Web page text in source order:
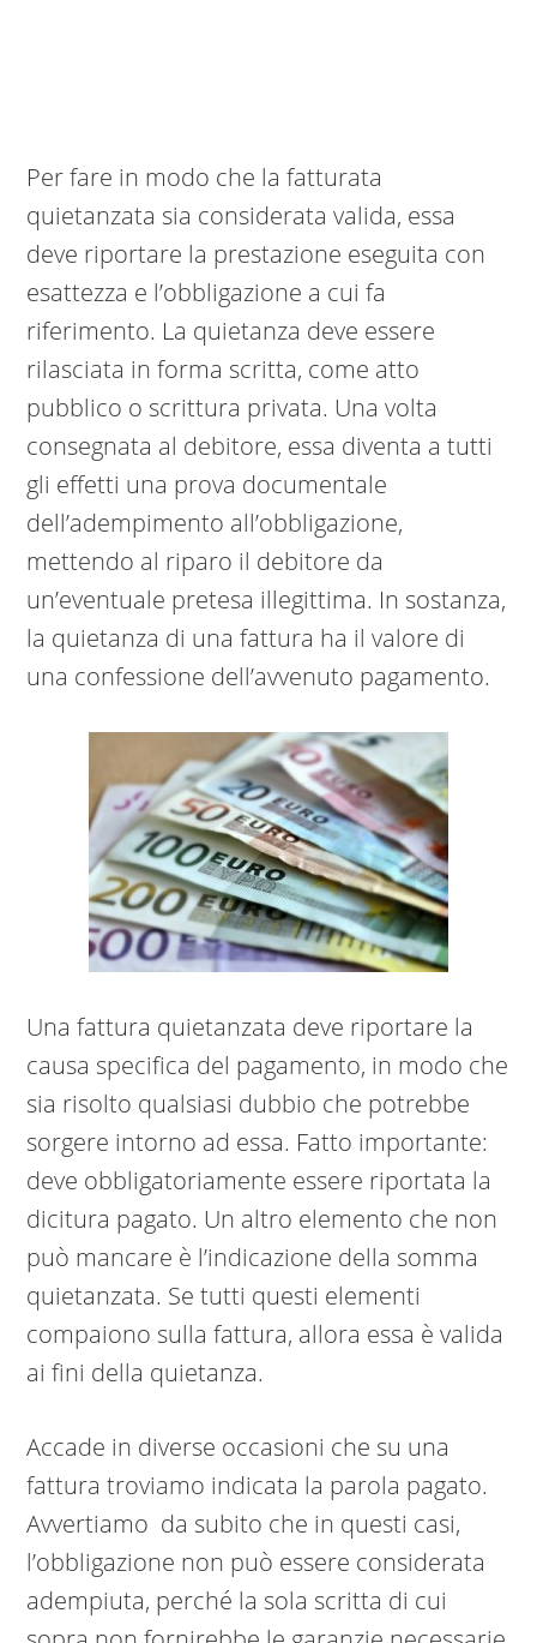
Per fare in modo che la fatturata
quietanzata sia considerata valida, essa
deve riportare la prestazione eseguita con
esattezza e l’obbligazione a cui fa
riferimento. La quietanza deve essere
rilasciata in forma scritta, come atto
pubblico o scrittura privata. Una volta
consegnata al debitore, essa diventa a tutti
gli effetti una prova documentale
dell’adempimento all’obbligazione,
mettendo al riparo il debitore da
un’eventuale pretesa illegittima. In sostanza,
la quietanza di una fattura ha il valore di
una confessione dell’avvenuto pagamento.
Una fattura quietanzata deve riportare la
causa specifica del pagamento, in modo che
sia risolto qualsiasi dubbio che potrebbe
sorgere intorno ad essa. Fatto importante:
deve obbligatoriamente essere riportata la
dicitura pagato. Un altro elemento che non
può mancare è l’indicazione della somma
quietanzata. Se tutti questi elementi
compaiono sulla fattura, allora essa è valida
ai fini della quietanza.
Accade in diverse occasioni che su una
fattura troviamo indicata la parola pagato.
Avvertiamo da subito che in questi casi,
l’obbligazione non può essere considerata
adempiuta, perché la sola scritta di cui